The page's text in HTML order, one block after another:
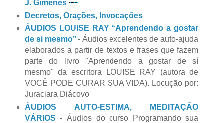
J. Gimenes
Decretos, Orações, Invocações
ÁUDIOS LOUISE RAY “Aprendendo a gostar
de si mesmo’’-Áudios excelentes de auto-ajuda
elaborados a partir de textos e frases que fazem
parte do livro "Aprendendo a gostar de sí
mesmo" da escritora LOUISE RAY (autora de
VOCÊ PODE CURAR SUA VIDA). Locução por:
Juraciara Diácovo
ÁUDIOS AUTO-ESTIMA, MEDITAÇÃO
VÁRIOS - Áudios do curso Programando sua